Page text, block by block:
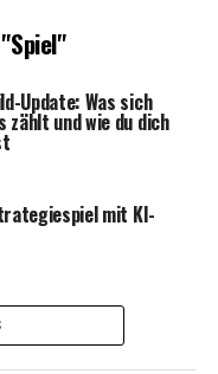
Update: Was sich
zählt und wie du dich
mit KI-